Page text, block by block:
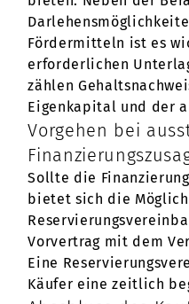
Fördermitteln ist es
erforderlichen
zählen
Eigenkapital und der
Vorgehen bei
Sollte die
bietet sich die
Vorvertrag mit dem
Eine
Käufer eine zeitlich